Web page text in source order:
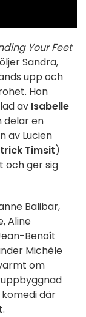
Your Feet
Sandra,
upp och
Hon
av Isabelle
delar en
av Lucien
Timsit)
och ger sig
Balibar,
Aline
Benoît
Michèle
om
där